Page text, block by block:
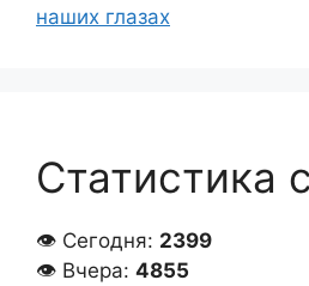
наших глазах
Статистика
👁 Сегодня: 2399
👁 Вчера: 4855